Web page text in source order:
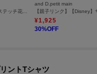
and D.petit main
¥1,925
30%OFF
ントTシャツ